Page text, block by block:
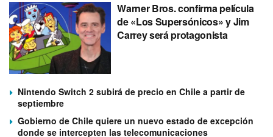
Warner Bros. confirma película
de «Los Supersónicos» y Jim
Carrey será protagonista
Nintendo Switch 2 subirá de precio en Chile a partir de
septiembre
Gobierno de Chile quiere un nuevo estado de excepción
donde se intercepten las telecomunicaciones